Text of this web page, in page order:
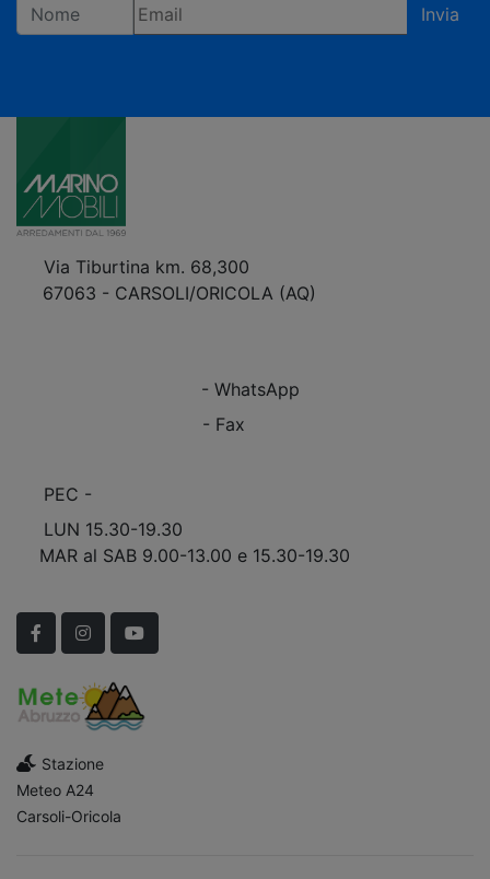
Invia
Via Tiburtina km. 68,300
67063 - CARSOLI/ORICOLA (AQ)
- WhatsApp
- Fax
PEC -
LUN 15.30-19.30
MAR al SAB 9.00-13.00 e 15.30-19.30
FacebookInstagramYouTube
Stazione
Meteo A24
Carsoli-Oricola